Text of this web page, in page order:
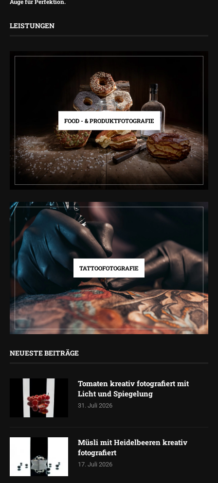
LEISTUNGEN
FOOD - & PRODUKTFOTOGRAFIE
TATTOOFOTOGRAFIE
NEUESTE BEITRÄGE
Tomaten kreativ fotografiert mit
Licht und Spiegelung
31. Juli 2026
Müsli mit Heidelbeeren kreativ
fotografiert
17. Juli 2026